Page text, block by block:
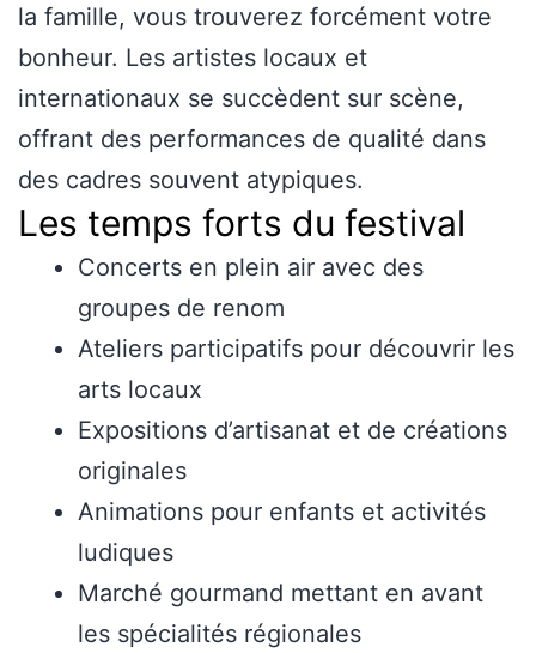
la famille, vous trouverez forcément votre
bonheur. Les artistes locaux et
internationaux se succèdent sur scène,
offrant des performances de qualité dans
des cadres souvent atypiques.
Les temps forts du festival
Concerts en plein air avec des
groupes de renom
Ateliers participatifs pour découvrir les
arts locaux
Expositions d’artisanat et de créations
originales
Animations pour enfants et activités
ludiques
Marché gourmand mettant en avant
les spécialités régionales